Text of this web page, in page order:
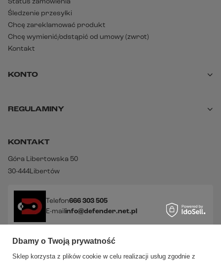
Status zamówienia
Śledzenie przesyłki
Chcę zareklamować produkt
Chcę wymienić/odstąpić od umowy (zwrot)
Kontakt
KONTO
REGULAMINY
KONTAKT
Góra Libertowska 50
30-444Libertów
Telefon666 303 505
E-mailinfo@defender.net.pl
Dbamy o Twoją prywatność
Sklep korzysta z plików cookie w celu realizacji usług zgodnie z